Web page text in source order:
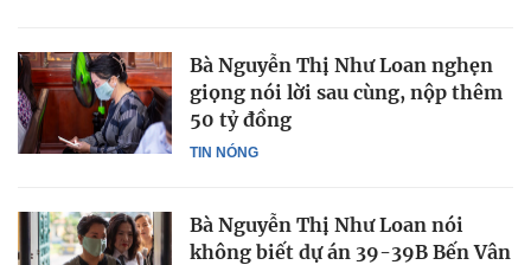
TIN NÓNG
Bà Nguyễn Thị Như Loan nghẹn
giọng nói lời sau cùng, nộp thêm
50 tỷ đồng
Bà Nguyễn Thị Như Loan nói
không biết dự án 39-39B Bến Vân